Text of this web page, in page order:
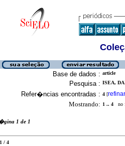
Base de dados : article
Pesquisa : ISEA,
Refer�ncias encontradas : 4 [refinar
Mostrando: 1 .. 4 no
1 de 1
1 / 4